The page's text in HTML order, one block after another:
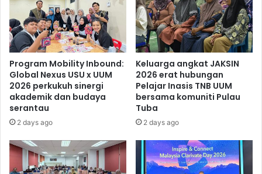
Program Mobility Inbound:
Global Nexus USU x UUM
2026 perkukuh sinergi
akademik dan budaya
serantau
2 days ago
Keluarga angkat JAKSIN
2026 erat hubungan
Pelajar Inasis TNB UUM
bersama komuniti Pulau
Tuba
2 days ago